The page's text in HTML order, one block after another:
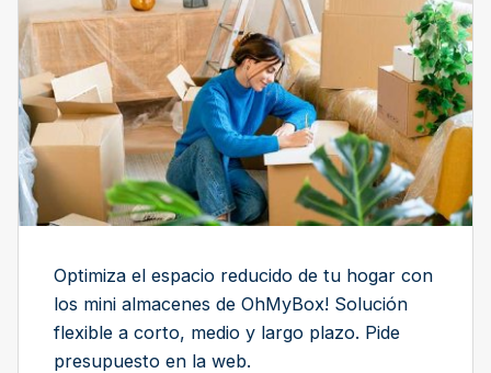
Optimiza el espacio reducido de tu hogar con
los mini almacenes de OhMyBox! Solución
flexible a corto, medio y largo plazo. Pide
presupuesto en la web.